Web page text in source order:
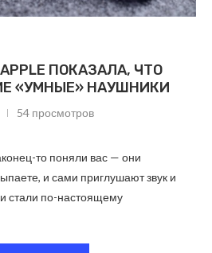
APPLE ПОКАЗАЛА, ЧТО
«УМНЫЕ» НАУШНИКИ
54 просмотров
то поняли вас — они
и сами приглушают звук и
стали по-настоящему